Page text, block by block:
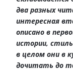
два разных
интересная
описано в
истории,
в целом они в
дочитать до